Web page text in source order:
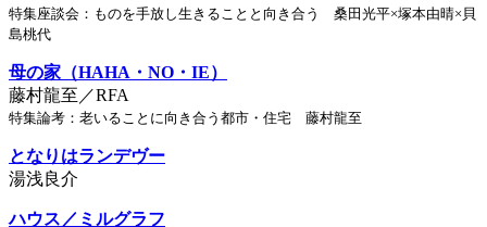
特集座談会：ものを手放し生きることと向き合う 桑田光平×塚本由晴×貝
島桃代
母の家（HAHA・NO・IE）
藤村龍至／RFA
特集論考：老いることに向き合う都市・住宅 藤村龍至
となりはランデヴー
湯浅良介
ハウス／ミルグラフ